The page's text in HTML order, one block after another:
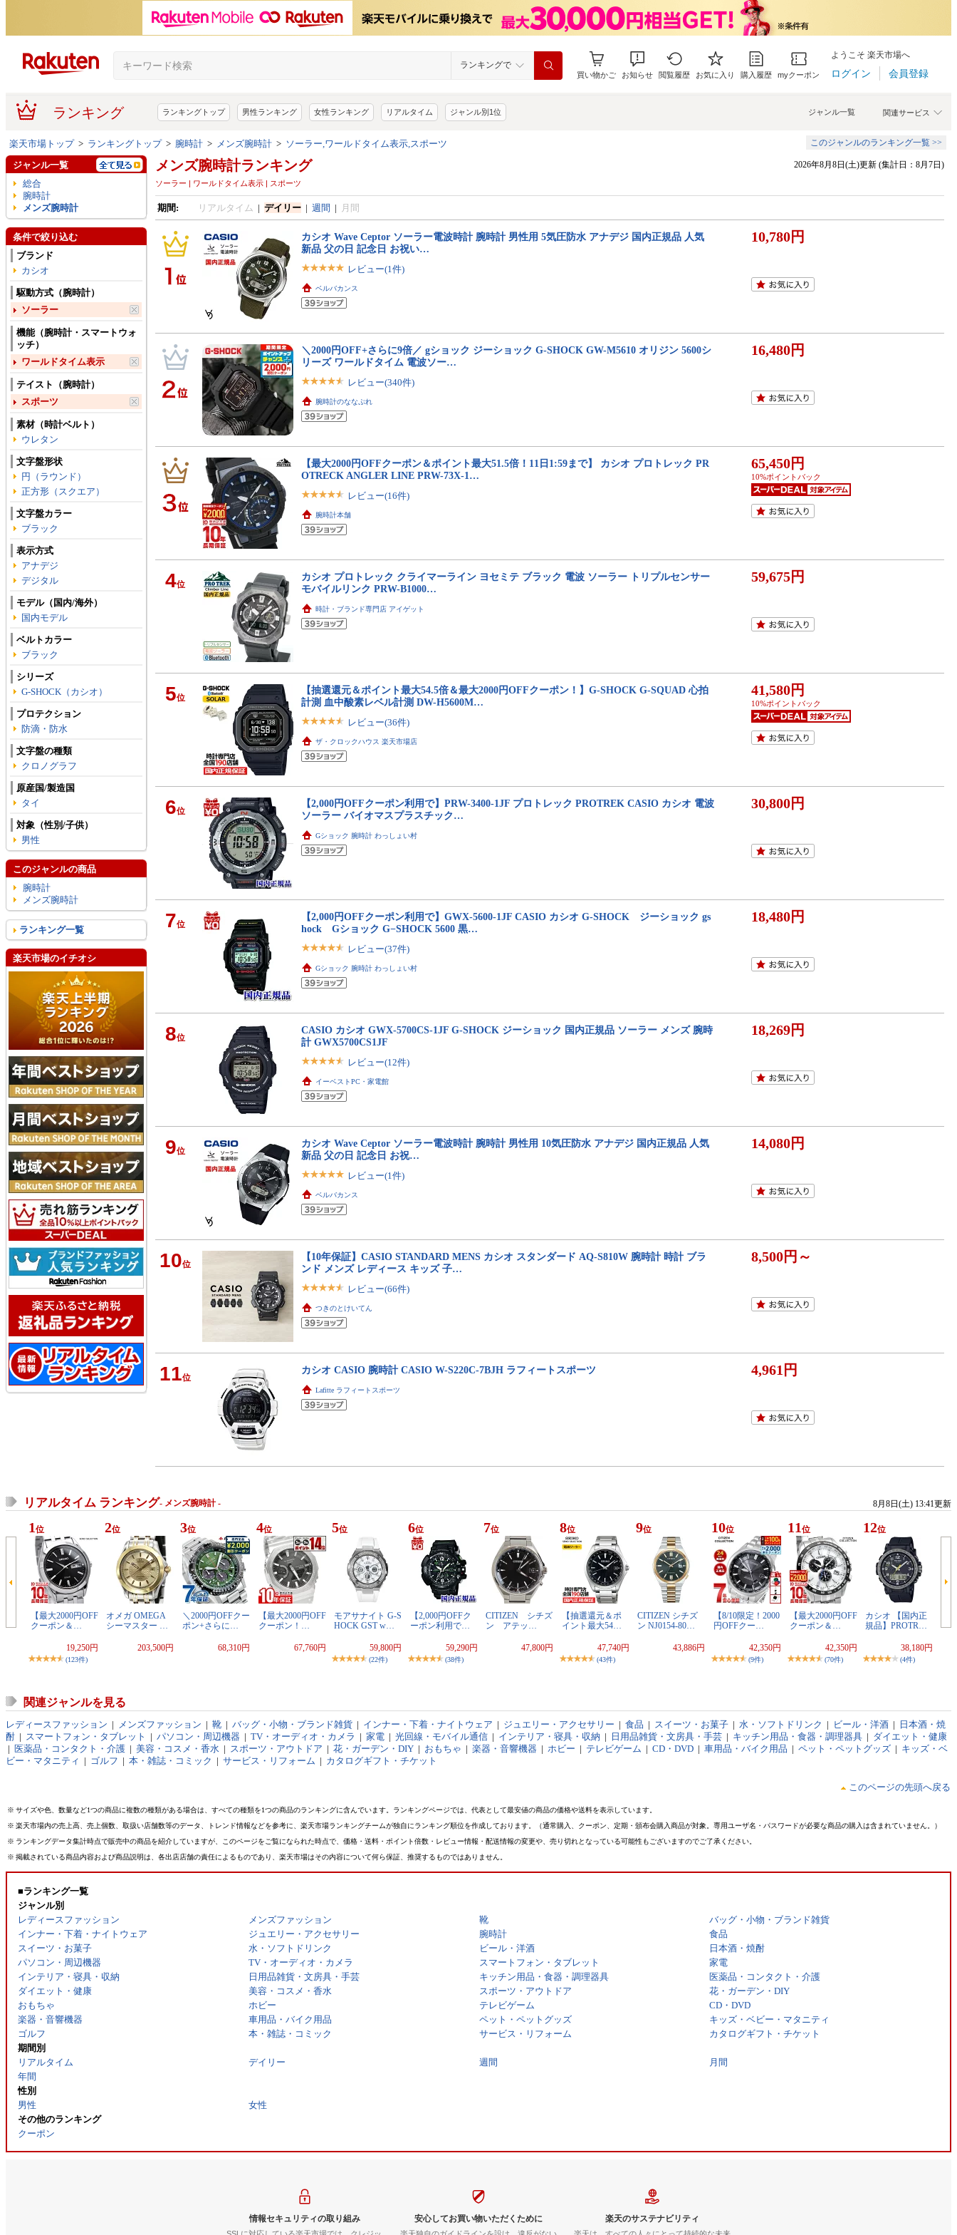
ランキングで
買い物かご お知らせ 閲覧履歴 お気に入り 購入履歴 myクーポン
ようこそ 楽天市場へ
ログイン 会員登録
ランキング 関連サービス
ジャンル一覧
ランキングトップ 男性ランキング 女性ランキング リアルタイム ジャンル別1位
楽天市場トップ> ランキングトップ> 腕時計 > メンズ腕時計 > ソーラー,ワールドタイム表示,スポーツ このジャンルのランキング一覧 >>
メンズ腕時計ランキング
ソーラー | ワールドタイム表示 | スポーツ
2026年8月8日(土)更新 (集計日：8月7日)
期間: リアルタイム | デイリー| 週間 | 月間
カシオ Wave Ceptor ソーラー電波時計 腕時計 男性用 5気圧防水 アナデジ 国内正規品 人気
新品 父の日 記念日 お祝い…
レビュー(1件)
ベルバカンス
10,780円
＼2000円OFF+さらに9倍／ gショック ジーショック G-SHOCK GW-M5610 オリジン 5600シ
リーズ ワールドタイム 電波ソー…
レビュー(340件)
腕時計のななぷれ
16,480円
【最大2000円OFFクーポン＆ポイント最大51.5倍！11日1:59まで】 カシオ プロトレック PR
OTRECK ANGLER LINE PRW-73X-1…
レビュー(16件)
腕時計本舗
65,450円
10%ポイントバック
4位
カシオ プロトレック クライマーライン ヨセミテ ブラック 電波 ソーラー トリプルセンサー
モバイルリンク PRW-B1000…
時計・ブランド専門店 アイゲット
59,675円
5位
【抽選還元＆ポイント最大54.5倍＆最大2000円OFFクーポン！】G-SHOCK G-SQUAD 心拍
計測 血中酸素レベル計測 DW-H5600M…
レビュー(36件)
ザ・クロックハウス 楽天市場店
41,580円
10%ポイントバック
6位
【2,000円OFFクーポン利用で】PRW-3400-1JF プロトレック PROTREK CASIO カシオ 電波
ソーラー バイオマスプラスチック…
Gショック 腕時計 わっしょい村
30,800円
7位
【2,000円OFFクーポン利用で】GWX-5600-1JF CASIO カシオ G-SHOCK ジーショック gs
hock Gショック G−SHOCK 5600 黒…
レビュー(37件)
Gショック 腕時計 わっしょい村
18,480円
8位
CASIO カシオ GWX-5700CS-1JF G-SHOCK ジーショック 国内正規品 ソーラー メンズ 腕時
計 GWX5700CS1JF
レビュー(12件)
イーベストPC・家電館
18,269円
9位
カシオ Wave Ceptor ソーラー電波時計 腕時計 男性用 10気圧防水 アナデジ 国内正規品 人気
新品 父の日 記念日 お祝…
レビュー(1件)
ベルバカンス
14,080円
10位
【10年保証】CASIO STANDARD MENS カシオ スタンダード AQ-S810W 腕時計 時計 ブラ
ンド メンズ レディース キッズ 子…
レビュー(66件)
つきのとけいてん
8,500円～
11位
カシオ CASIO 腕時計 CASIO W-S220C-7BJH ラフィートスポーツ
Lafitte ラフィートスポーツ
4,961円
ジャンル一覧
総合
腕時計
メンズ腕時計
条件で絞り込む
ブランド
カシオ
駆動方式（腕時計）
ソーラー
機能（腕時計・スマートウォ
ッチ）
ワールドタイム表示
テイスト（腕時計）
スポーツ
素材（時計ベルト）
ウレタン
文字盤形状
円（ラウンド）
正方形（スクエア）
文字盤カラー
ブラック
表示方式
アナデジ
デジタル
モデル（国内/海外）
国内モデル
ベルトカラー
ブラック
シリーズ
G-SHOCK（カシオ）
プロテクション
防滴・防水
文字盤の種類
クロノグラフ
原産国/製造国
タイ
対象（性別/子供）
男性
このジャンルの商品
腕時計
メンズ腕時計
ランキング一覧
楽天市場のイチオシ
リアルタイム ランキング- メンズ腕時計 - 8月8日(土) 13:41更新
1 位
【最大2000円OFF
クーポン＆…
19,250円
(123件)
2位
オメガ OMEGA
シーマスター …
203,500円
3位
＼2000円OFFクー
ポン+さらに…
68,310円
4位
【最大2000円OFF
クーポン！…
67,760円
5位
モアサナイト G-S
HOCK GST w…
59,800円
(22件)
6位
【2,000円OFFク
ーポン利用で…
59,290円
(38件)
7位
CITIZEN シチズ
ン アテッ…
47,800円
8位
【抽選還元＆ポ
イント最大54…
47,740円
(43件)
9位
CITIZEN シチズ
ン NJ0154-80…
43,886円
10位
【8/10限定！2000
円OFFクー…
42,350円
(9件)
11 位
【最大2000円OFF
クーポン＆…
42,350円
(70件)
12位
カシオ 【国内正
規品】PROTR…
38,180円
(4件)
関連ジャンルを見る
レディースファッション | メンズファッション | 靴 | バッグ・小物・ブランド雑貨 | インナー・下着・ナイトウェア | ジュエリー・アクセサリー | 食品 | スイーツ・お菓子 | 水・ソフトドリンク | ビール・洋酒 |
日本酒・焼
酎 | スマートフォン・タブレット | パソコン・周辺機器 | TV・オーディオ・カメラ | 家電 | 光回線・モバイル通信 | インテリア・寝具・収納 | 日用品雑貨・文房具・手芸 | キッチン用品・食器・調理器具 | ダイエット・健康
| 医薬品・コンタクト・介護 | 美容・コスメ・香水 | スポーツ・アウトドア | 花・ガーデン・DIY | おもちゃ | 楽器・音響機器 | ホビー | テレビゲーム | CD・DVD | 車用品・バイク用品 | ペット・ペットグッズ | キッズ・ベ
ビー・マタニティ | ゴルフ | 本・雑誌・コミック | サービス・リフォーム | カタログギフト・チケット
このページの先頭へ戻る
※ サイズや色、数量など1つの商品に複数の種類がある場合は、すべての種類を1つの商品のランキングに含んでいます。ランキングページでは、代表として最安値の商品の価格や送料を表示しています。
※ 楽天市場内の売上高、売上個数、取扱い店舗数等のデータ、トレンド情報などを参考に、楽天市場ランキングチームが独自にランキング順位を作成しております。（通常購入、クーポン、定期・頒布会購入商品が対象。専用ユーザ名・パスワードが必要な商品の購入は含まれていません。）
※ ランキングデータ集計時点で販売中の商品を紹介していますが、このページをご覧になられた時点で、価格・送料・ポイント倍数・レビュー情報・配送情報の変更や、売り切れとなっている可能性もございますのでご了承ください。
※ 掲載されている商品内容および商品説明は、各出店店舗の責任によるものであり、楽天市場はその内容について何ら保証、推奨するものではありません。
■ランキング一覧
ジャンル別
レディースファッション
メンズファッション 靴
バッグ・小物・ブランド雑貨
インナー・下着・ナイトウェア
ジュエリー・アクセサリー 腕時計
食品
スイーツ・お菓子
水・ソフトドリンク ビール・洋酒
日本酒・焼酎
パソコン・周辺機器
TV・オーディオ・カメラ スマートフォン・タブレット
家電
インテリア・寝具・収納
日用品雑貨・文房具・手芸 キッチン用品・食器・調理器具
医薬品・コンタクト・介護
ダイエット・健康
美容・コスメ・香水 スポーツ・アウトドア
花・ガーデン・DIY
おもちゃ
ホビー テレビゲーム
CD・DVD
楽器・音響機器
車用品・バイク用品 ペット・ペットグッズ
キッズ・ベビー・マタニティ
ゴルフ
本・雑誌・コミック サービス・リフォーム
カタログギフト・チケット
期間別
リアルタイム
デイリー 週間
月間
年間
性別
男性
女性
その他のランキング
クーポン
情報セキュリティの取り組み 安心してお買い物いただくために 楽天のサステナビリティ